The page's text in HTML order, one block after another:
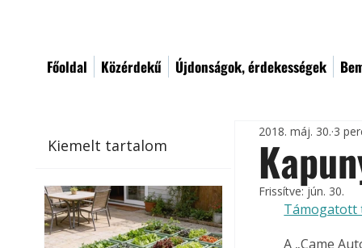
Főoldal Közérdekű Újdonságok, érdekességek
Kiemelt tartalom
2018. máj. 30. 3
Frissítve:jún. 30.
Támogatott
A „Came